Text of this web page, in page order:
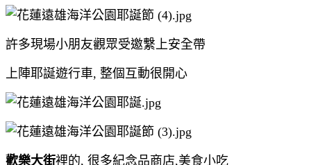
許多現場小朋友觀眾受邀繫上安全帶
上陣耶誕遊行車, 整個互動很開心
歡樂大街裡的, 很多紀念品商店,美食小吃